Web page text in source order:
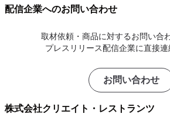
配信企業へのお問い合わせ
取材依頼・商品に対するお問い合
プレスリリース配信企業に直接連
お問い合わせ
株式会社クリエイト・レストランツ